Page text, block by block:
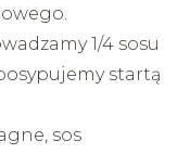
1/4 sosu
startą
sos